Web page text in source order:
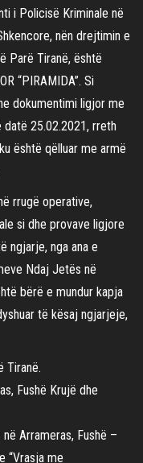
i Policisë Kriminale në
nën drejtimin e
Parë Tiranë, është
“PIRAMIDA”. Si
dokumentimi ligjor me
25.02.2021, rreth
është qëlluar me armë
rrugë operative,
si dhe provave ligjore
ngjarje, nga ana e
Ndaj Jetës në
bërë e mundur kapja
të kësaj ngjarjeje,
Tiranë.
Fushë Krujë dhe
Arrameras, Fushë –
“Vrasja me